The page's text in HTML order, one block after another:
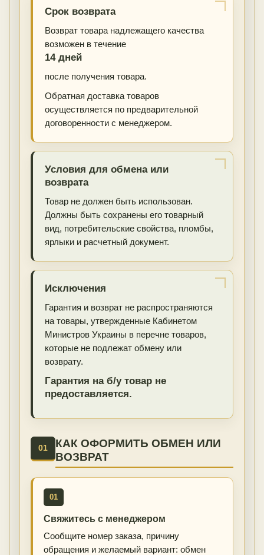
Срок возврата
Возврат товара надлежащего качества
возможен в течение
14 дней
после получения товара.
Обратная доставка товаров
осуществляется по предварительной
договоренности с менеджером.
Условия для обмена или
возврата
Товар не должен быть использован.
Должны быть сохранены его товарный
вид, потребительские свойства, пломбы,
ярлыки и расчетный документ.
Исключения
Гарантия и возврат не распространяются
на товары, утвержденные Кабинетом
Министров Украины в перечне товаров,
которые не подлежат обмену или
возврату.
Гарантия на б/у товар не
предоставляется.
01
КАК ОФОРМИТЬ ОБМЕН ИЛИ
ВОЗВРАТ
01
Свяжитесь с менеджером
Сообщите номер заказа, причину
обращения и желаемый вариант: обмен